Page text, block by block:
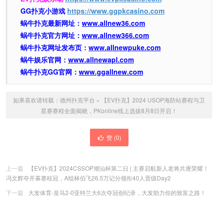
GG扑克小游戏 https://www.ggpkcasino.com
蜗牛扑克最新网址： www.allnew36.com
蜗牛扑克官方网址： www.allnew366.com
蜗牛扑克网址发布页： www.allnewpuke.com
蜗牛娱乐官网： www.allnewapl.com
蜗牛扑克GG官网： www.ggallnew.com
如果喜欢请转载： 德州扑克平台 »
【EV扑克】2024 USOP海防站赛程与卫
星赛赛程全面揭晓，PKonline线上选拔8月8日开启！
赞 (0)
上一篇
【EV扑克】2024CSSOP潮汕杯第二日 | 主赛启航新人老将共逐荣耀！
冯文辉夺开幕赛桂冠，A组林伯飞26.5万记分领衔40人晋级Day2
下一篇
大发体育-皇马2-0亚特兰大6次夺冠创纪录，大发助力你的致富之路！